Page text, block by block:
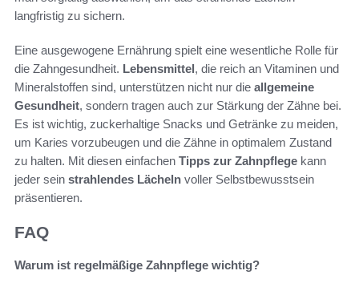
langfristig zu sichern.
Eine ausgewogene Ernährung spielt eine wesentliche Rolle für
die Zahngesundheit. Lebensmittel, die reich an Vitaminen und
Mineralstoffen sind, unterstützen nicht nur die allgemeine
Gesundheit, sondern tragen auch zur Stärkung der Zähne bei.
Es ist wichtig, zuckerhaltige Snacks und Getränke zu meiden,
um Karies vorzubeugen und die Zähne in optimalem Zustand
zu halten. Mit diesen einfachen Tipps zur Zahnpflege kann
jeder sein strahlendes Lächeln voller Selbstbewusstsein
präsentieren.
FAQ
Warum ist regelmäßige Zahnpflege wichtig?